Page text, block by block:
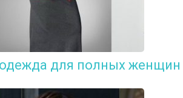
для полных женщин